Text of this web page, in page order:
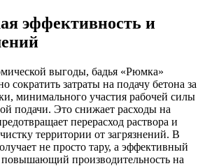
эффективность и
выгоды, бадья «Рюмка»
сократить затраты на подачу бетона за
минимального участия рабочей силы
подачи. Это снижает расходы на
перерасход раствора и
территории от загрязнений. В
не просто тару, а эффективный
производительность на